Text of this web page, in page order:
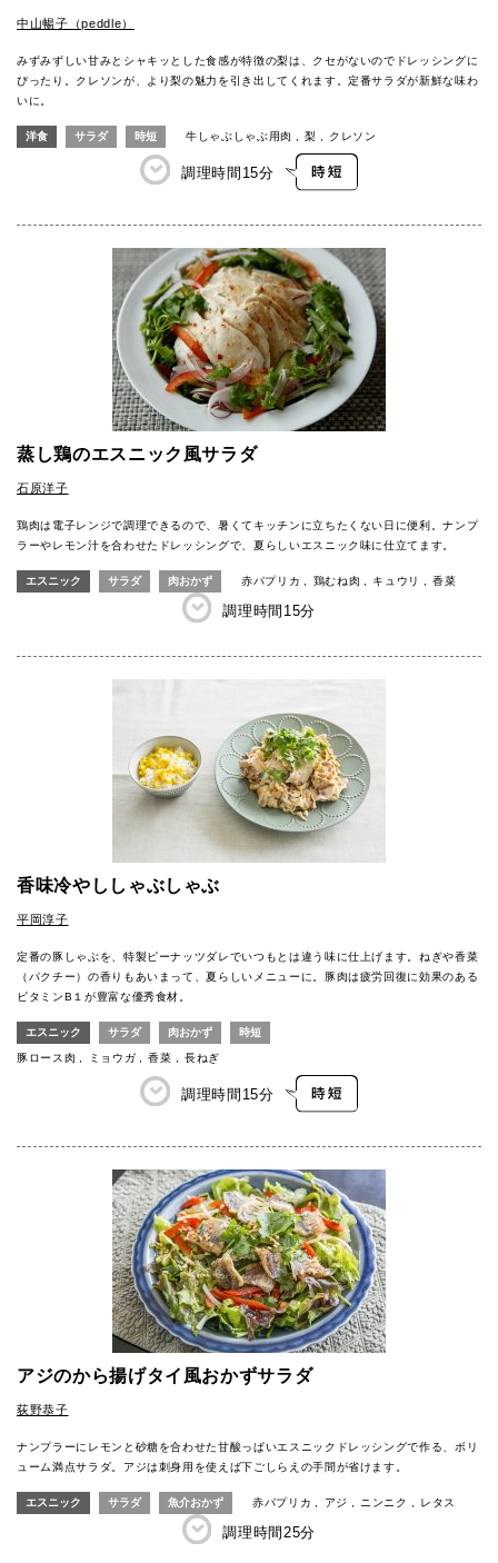
中山暢子（peddle）
みずみずしい甘みとシャキッとした食感が特徴の梨は、クセがないのでドレッシングに
ぴったり。クレソンが、より梨の魅力を引き出してくれます。定番サラダが新鮮な味わ
いに。
洋食 サラダ 時短 牛しゃぶしゃぶ用肉 梨 クレソン
調理時間 15分
蒸し鶏のエスニック風サラダ
石原洋子
鶏肉は電子レンジで調理できるので、暑くてキッチンに立ちたくない日に便利。ナンプ
ラーやレモン汁を合わせたドレッシングで、夏らしいエスニック味に仕立てます。
エスニック サラダ 肉おかず 赤パプリカ 鶏むね肉 キュウリ 香菜
調理時間 15分
香味冷やししゃぶしゃぶ
平岡淳子
定番の豚しゃぶを、特製ピーナッツダレでいつもとは違う味に仕上げます。ねぎや香菜
（パクチー）の香りもあいまって、夏らしいメニューに。豚肉は疲労回復に効果のある
ビタミンB１が豊富な優秀食材。
エスニック サラダ 肉おかず 時短
豚ロース肉 ミョウガ 香菜 長ねぎ
調理時間 15分
アジのから揚げタイ風おかずサラダ
荻野恭子
ナンプラーにレモンと砂糖を合わせた甘酸っぱいエスニックドレッシングで作る、ボリ
ューム満点サラダ。アジは刺身用を使えば下ごしらえの手間が省けます。
エスニック サラダ 魚介おかず 赤パプリカ アジ ニンニク レタス
調理時間 25分